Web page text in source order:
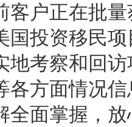
客户正在批
国投资移民
地考察和回
各方面情况
全面掌握，